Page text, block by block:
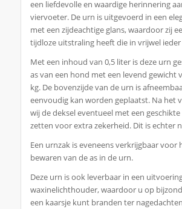
een liefdevolle en waardige herinnering
viervoeter. De urn is uitgevoerd in een
met een zijdeachtige glans, waardoor zij
tijdloze uitstraling heeft die in vrijwel
Met een inhoud van 0,5 liter is deze urn
as van een hond met een levend gewicht
kg. De bovenzijde van de urn is
eenvoudig kan worden geplaatst. Na het
wij de deksel eventueel met een
zetten voor extra zekerheid. Dit is echter
Een urnzak is eveneens verkrijgbaar voor
bewaren van de as in de urn.
Deze urn is ook leverbaar in een
waxinelichthouder, waardoor u op
een kaarsje kunt branden ter